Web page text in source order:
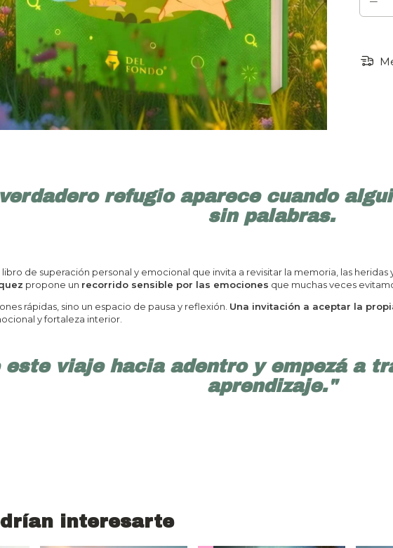
refugio aparece cuando
sin palabras.
de superación personal y emocional que invita a revisitar la memoria, las
propone un recorrido sensible por las emociones que muchas veces
rápidas, sino un espacio de pausa y reflexión. Una invitación a aceptar la
y fortaleza interior.
viaje hacia adentro y empezá a
aprendizaje."
interesarte